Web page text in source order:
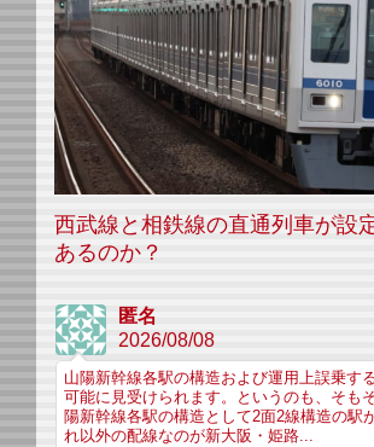
西武線と相鉄線の直通列車が設
あるのか？
匿名
2026/08/08
山陽新幹線各駅の構造および運用上誤乗す
可能に見受けられます。というのも、そも
陽新幹線各駅の構造として2面2線構造の駅
れ以外の配線なのが新大阪・姫路...